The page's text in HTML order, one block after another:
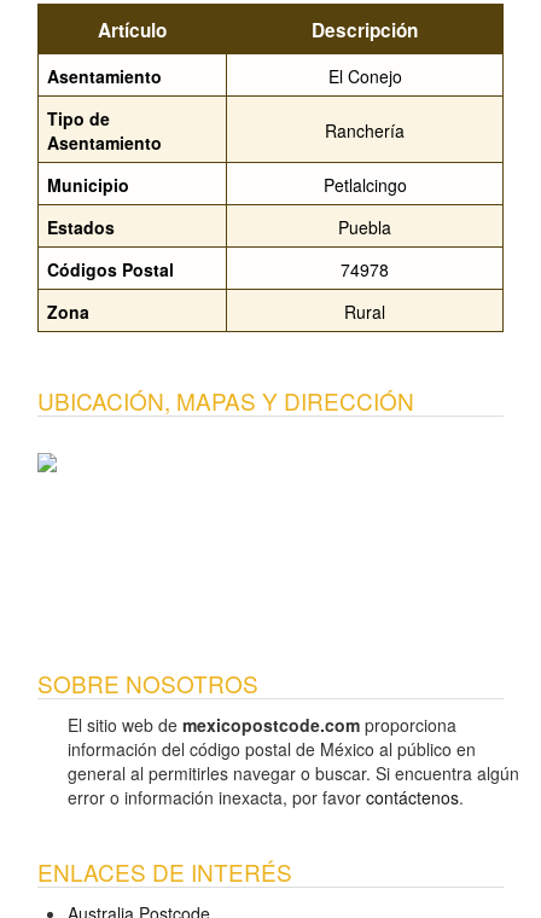
Artículo Descripción
Asentamiento
El Conejo
Tipo de
Asentamiento
Ranchería
Municipio
Petlalcingo
Estados
Puebla
Códigos Postal
74978
Zona
Rural
UBICACIÓN, MAPAS Y DIRECCIÓN
SOBRE NOSOTROS
El sitio web de mexicopostcode.com proporciona
información del código postal de México al público en
general al permitirles navegar o buscar. Si encuentra algún
error o información inexacta, por favor contáctenos.
ENLACES DE INTERÉS